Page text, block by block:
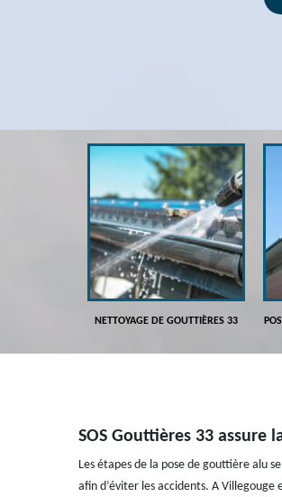
NETTOYAGE DE GOUTTIÈRES 33
SOS Gouttières 33 assure
Les étapes de la pose de gouttière alu
afin d’éviter les accidents. A Villegouge